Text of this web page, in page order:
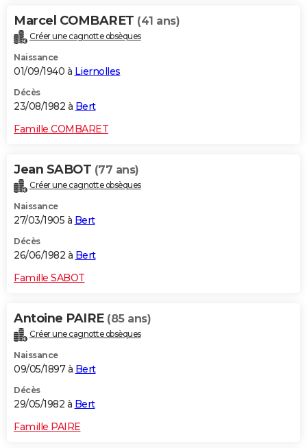
Marcel COMBARET (41 ans)
Créer une cagnotte obsèques
Naissance
01/09/1940 à Liernolles
Décès
23/08/1982 à Bert
Famille COMBARET
Jean SABOT (77 ans)
Créer une cagnotte obsèques
Naissance
27/03/1905 à Bert
Décès
26/06/1982 à Bert
Famille SABOT
Antoine PAIRE (85 ans)
Créer une cagnotte obsèques
Naissance
09/05/1897 à Bert
Décès
29/05/1982 à Bert
Famille PAIRE